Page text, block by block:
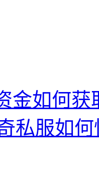
金如何获
私服如